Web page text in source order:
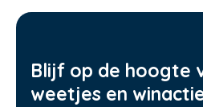
Blijf op de hoogte
weetjes en